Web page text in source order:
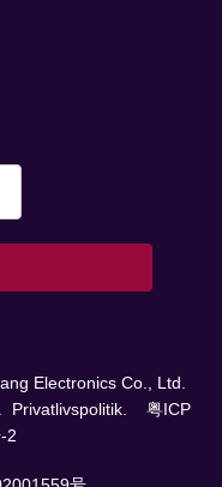
Electronics Co., Ltd.
Privatlivspolitik.
粤ICP
2